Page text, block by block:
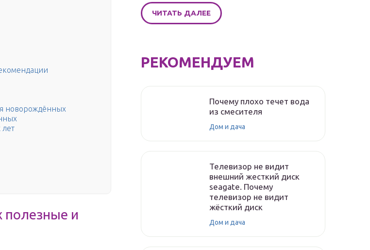
новорождённых
лет
и
ЧИТАТЬ ДАЛЕЕ
РЕКОМЕНДУЕМ
Почему плохо течет вода
из смесителя
Дом и дача
Телевизор не видит
внешний жесткий диск
seagate. Почему
телевизор не видит
жёсткий диск
Дом и дача